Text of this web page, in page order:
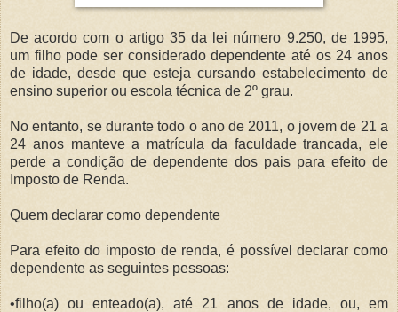
De acordo com o artigo 35 da lei número 9.250, de 1995,
um filho pode ser considerado dependente até os 24 anos
de idade, desde que esteja cursando estabelecimento de
ensino superior ou escola técnica de 2º grau.
No entanto, se durante todo o ano de 2011, o jovem de 21 a
24 anos manteve a matrícula da faculdade trancada, ele
perde a condição de dependente dos pais para efeito de
Imposto de Renda.
Quem declarar como dependente
Para efeito do imposto de renda, é possível declarar como
dependente as seguintes pessoas:
•filho(a) ou enteado(a), até 21 anos de idade, ou, em